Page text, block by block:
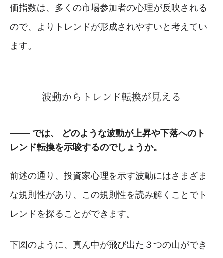
価指数は、多くの市場参加者の心理が反映される
ので、よりトレンドが形成されやすいと考えてい
ます。
波動からトレンド転換が見える
では、 どのような波動が上昇や下落へのト
レンド転換を示唆するのでしょうか。
前述の通り、投資家心理を示す波動にはさまざま
な規則性があり、この規則性を読み解くことでト
レンドを探ることができます。
下図のように、真ん中が飛び出た３つの山ができ